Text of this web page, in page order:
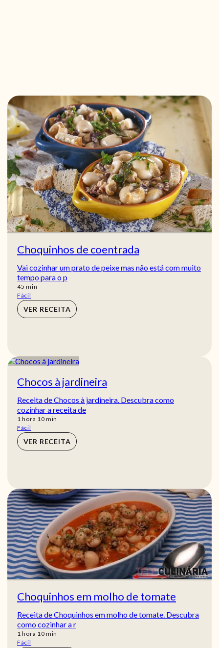
Choquinhos de coentrada
Vai cozinhar um prato de peixe mas não está com muito
tempo para o p
45 min
min
Fácil
VER RECEITA
Chocos à jardineira
Receita de Chocos à jardineira. Descubra como
cozinhar a receita de
1 hora
hora 10min
min
Fácil
VER RECEITA
Choquinhos em molho de tomate
Receita de Choquinhos em molho de tomate. Descubra
como cozinhar a r
1 hora
hora 10min
min
Fácil